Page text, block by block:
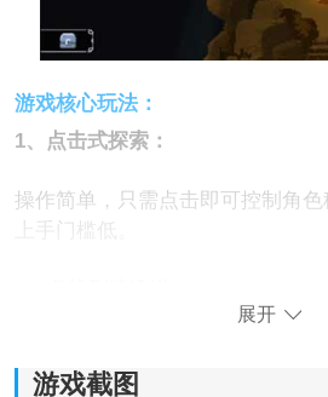
游戏核心玩法：
1、点击式探索：
操作简单，只需点击即可控制角色
上手门槛低。
可能改变故事分支。
展开
游戏截图